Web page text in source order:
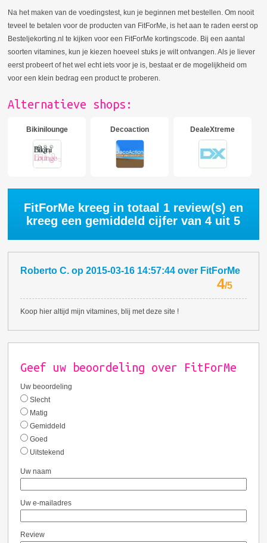
Na het maken van de voedingstest, kun je beginnen met bestellen. Om nooit
teveel te betalen voor de producten van FitForMe, is het aan te raden eerst op
Besteljekorting.nl te kijken voor een FitForMe kortingscode. Bij een aantal
soorten vitamines, kun je kiezen hoeveel stuks je wilt ontvangen. Als je liever
eerst probeert of het wel echt iets voor je is, bestaat er de mogelijkheid om
voor een klein bedrag een product te proberen.
Alternatieve shops:
Bikinilounge Decoaction DealeXtreme
FitForMe kreeg in totaal 1review(s) en
kreeg een gemiddeld cijfer van4 uit 5
Roberto C. op2015-03-16 14:57:44 over FitForMe
4/5
Koop hier altijd mijn vitamines, blij met deze site !
Geef uw beoordeling over FitForMe
Uw beoordeling
Slecht
Matig
Gemiddeld
Goed
Uitstekend
Uw naam
Uw e-mailadres
Review